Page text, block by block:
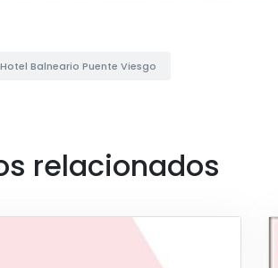
Balneario Puente Viesgo
relacionados